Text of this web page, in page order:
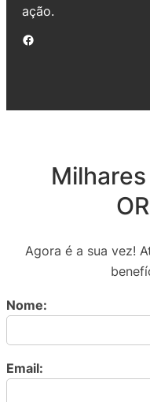
ação.
Facebook
Agora é a sua vez!
Nome:
Email: